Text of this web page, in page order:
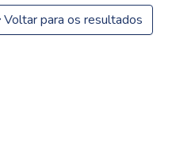
Voltar para os resultados